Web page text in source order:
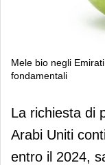
Mele bio negli
fondamentali
Mele bio
La richiesta di
Arabi Uniti
entro il 2024,